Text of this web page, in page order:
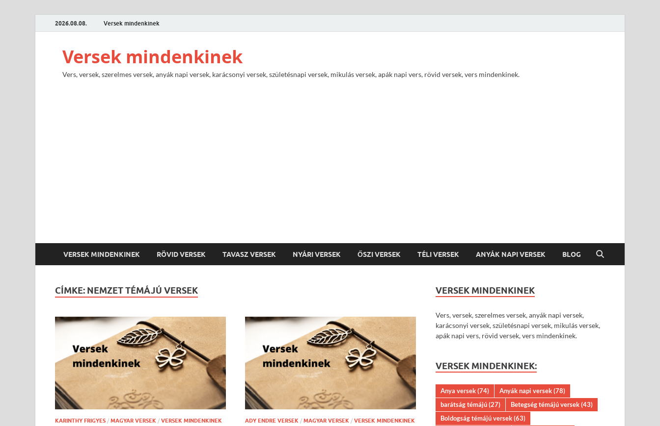
2026.08.08. Versek mindenkinek
Versek mindenkinek
Vers, versek, szerelmes versek, anyák napi versek, karácsonyi versek, születésnapi versek, mikulás versek, apák napi vers, rövid versek, vers mindenkinek.
VERSEK MINDENKINEK RÖVID VERSEK TAVASZ VERSEK NYÁRI VERSEK ŐSZI VERSEK TÉLI VERSEK ANYÁK NAPI VERSEK BLOG
CÍMKE: NEMZET TÉMÁJÚ VERSEK
KARINTHY FRIGYES / MAGYAR VERSEK / VERSEK MINDENKINEK ADY ENDRE VERSEK / MAGYAR VERSEK / VERSEK MINDENKINEK
VERSEK MINDENKINEK
Vers, versek, szerelmes versek, anyák napi versek,
karácsonyi versek, születésnapi versek, mikulás versek,
apák napi vers, rövid versek, vers mindenkinek.
VERSEK MINDENKINEK:
Anya versek(74) Anyák napi versek(78)
barátság témájú(27) Betegség témájú versek(43)
Boldogság témájú versek(63)